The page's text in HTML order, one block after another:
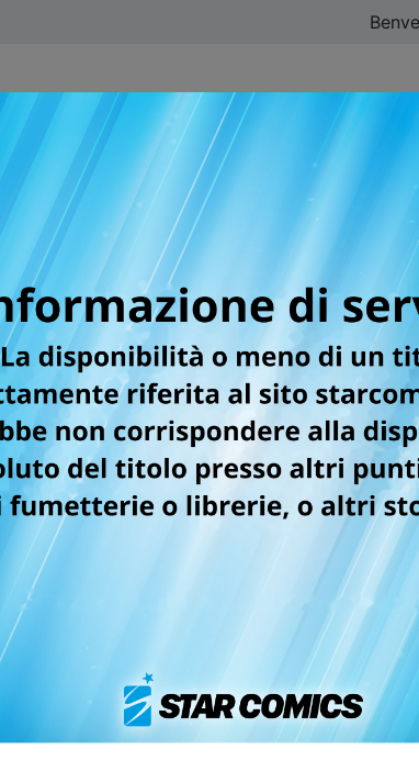
CATALOGO SFOGLIA ONLINE DIGISTAR
FUSHIGI YUUGI n. 5 FUSHIGI